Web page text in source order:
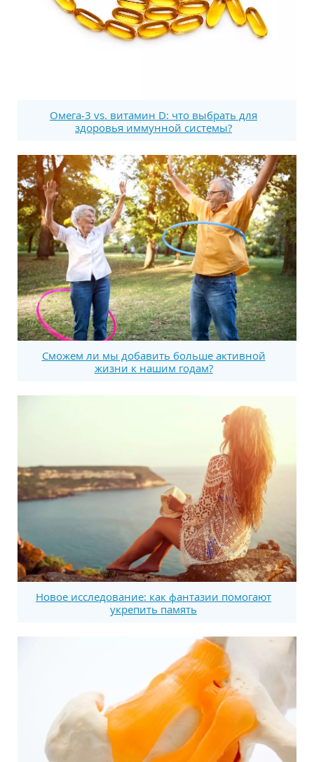
Омега-3 vs. витамин D: что выбрать для
здоровья иммунной системы?
Сможем ли мы добавить больше активной
жизни к нашим годам?
Новое исследование: как фантазии помогают
укрепить память